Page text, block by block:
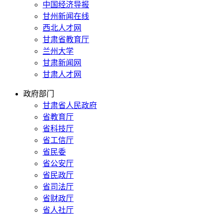
中国经济导报
甘州新闻在线
西北人才网
甘肃省教育厅
兰州大学
甘肃新闻网
甘肃人才网
政府部门
甘肃省人民政府
省教育厅
省科技厅
省工信厅
省民委
省公安厅
省民政厅
省司法厅
省财政厅
省人社厅